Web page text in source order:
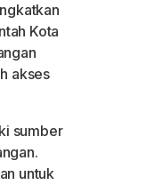
Kota
akses
sumber
untuk